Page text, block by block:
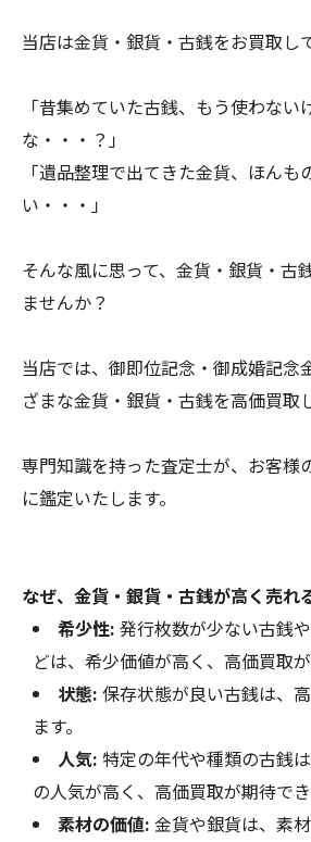
当店は金貨・銀貨・古銭をお買取し
「昔集めていた古銭、もう使わない
な・・・？」
「遺品整理で出てきた金貨、ほんも
い・・・」
そんな風に思って、金貨・銀貨・古
ませんか？
当店では、御即位記念・御成婚記念
ざまな金貨・銀貨・古銭を高価買取
専門知識を持った査定士が、お客様
に鑑定いたします。
なぜ、金貨・銀貨・古銭が高く売れ
希少性: 発行枚数が少ない古銭
どは、希少価値が高く、高価買取が
状態: 保存状態が良い古銭は、
ます。
人気: 特定の年代や種類の古銭
の人気が高く、高価買取が期待でき
素材の価値: 金貨や銀貨は、素